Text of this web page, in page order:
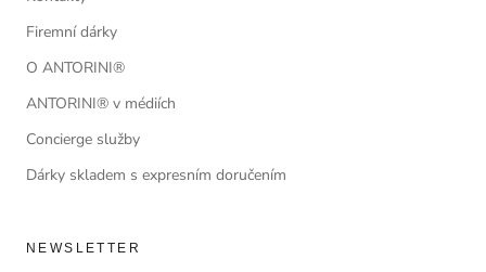
Firemní dárky
O ANTORINI®
ANTORINI® v médiích
Concierge služby
Dárky skladem s expresním doručením
NEWSLETTER